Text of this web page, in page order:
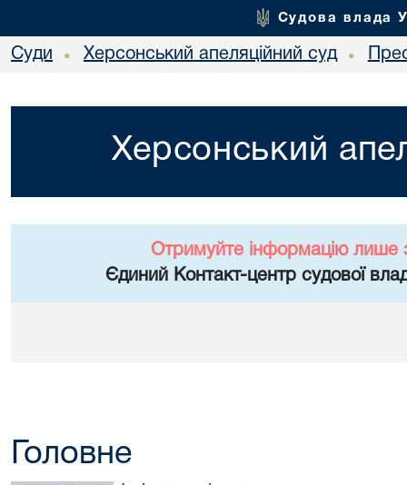
Судова влада
Суди • Херсонський апеляційний суд •
Херсонський
Отримуйте інформацію лише
Єдиний Контакт-центр судової
Головне